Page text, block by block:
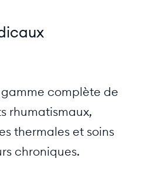
complète de
rhumatismaux,
thermales et soins
chroniques.